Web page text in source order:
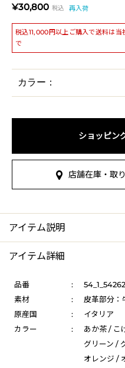
¥30,800 税込 再入荷
税込11,000円以上ご購入で送料は
で
カラー：
ショッピン
店舗在庫・取
アイテム説明
アイテム詳細
品番 :
素材
:
皮革部分：
原産国
:
イタリア
カラー
:
あか茶 / こ
グリーン /
オレンジ /